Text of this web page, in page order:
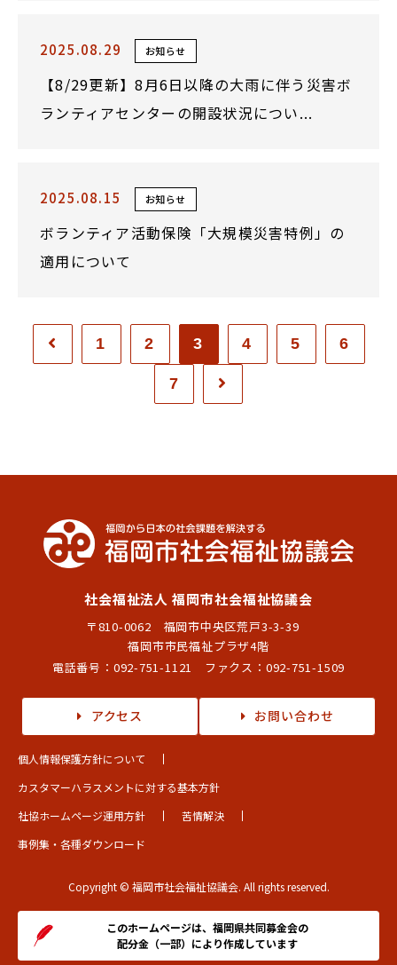
2025.08.29 お知らせ
【8/29更新】8月6日以降の大雨に伴う災害ボ
ランティアセンターの開設状況につい...
2025.08.15 お知らせ
ボランティア活動保険「大規模災害特例」の
適用について
1 2 3 4 5 6
7
社会福祉法人 福岡市社会福祉協議会
〒810-0062 福岡市中央区荒戸3-3-39
福岡市市民福祉プラザ4階
電話番号： 092-751-1121 ファクス：092-751-1509
アクセス お問い合わせ
個人情報保護方針について
カスタマーハラスメントに対する基本方針
社協ホームページ運用方針
苦情解決
事例集・各種ダウンロード
Copyright © 福岡市社会福祉協議会. All rights reserved.
このホームページは、福岡県共同募金会の
配分金（一部）により作成しています